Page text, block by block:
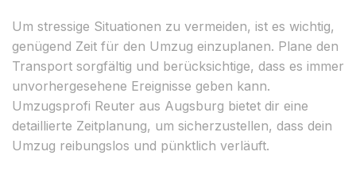
Um stressige Situationen zu vermeiden, ist es wichtig,
genügend Zeit für den Umzug einzuplanen. Plane den
Transport sorgfältig und berücksichtige, dass es immer
unvorhergesehene Ereignisse geben kann.
Umzugsprofi Reuter aus Augsburg bietet dir eine
detaillierte Zeitplanung, um sicherzustellen, dass dein
Umzug reibungslos und pünktlich verläuft.